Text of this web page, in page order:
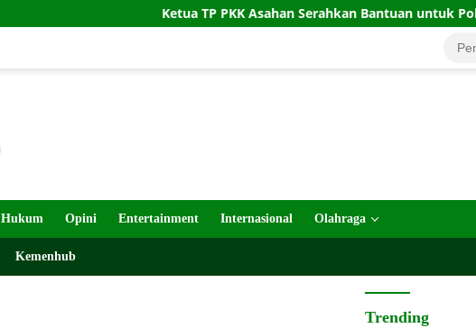
Ketua TP PKK Asahan Serahkan Bantuan untuk Poklak Kelurahan
Hukum Opini Entertainment Internasional Olahraga
Kemenhub
Trending